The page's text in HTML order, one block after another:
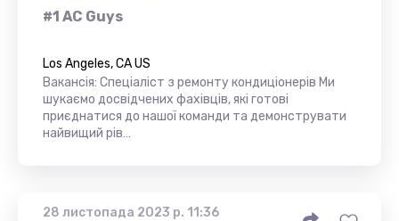
#1 AC Guys
Los Angeles, CA US
Вакансія: Спеціаліст з ремонту кондиціонерів Ми
шукаємо досвідчених фахівців, які готові
приєднатися до нашої команди та демонструвати
найвищий рів…
28 листопада 2023 р. 11:36